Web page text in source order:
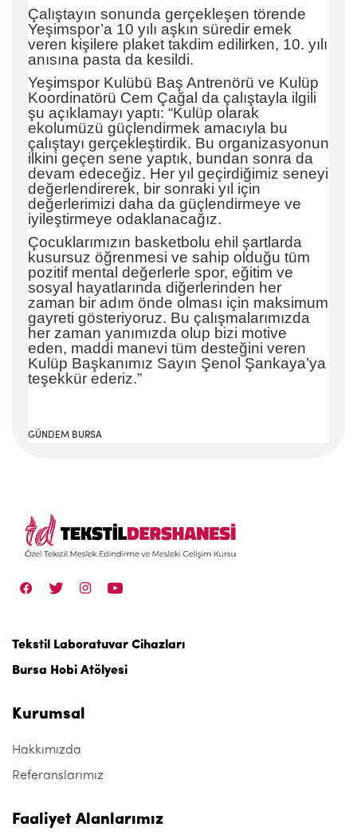
Çalıştayın sonunda gerçekleşen törende
Yeşimspor’a 10 yılı aşkın süredir emek
veren kişilere plaket takdim edilirken, 10. yılı
anısına pasta da kesildi.
Yeşimspor Kulübü Baş Antrenörü ve Kulüp
Koordinatörü Cem Çağal da çalıştayla ilgili
şu açıklamayı yaptı: “Kulüp olarak
ekolumüzü güçlendirmek amacıyla bu
çalıştayı gerçekleştirdik. Bu organizasyonun
ilkini geçen sene yaptık, bundan sonra da
devam edeceğiz. Her yıl geçirdiğimiz seneyi
değerlendirerek, bir sonraki yıl için
değerlerimizi daha da güçlendirmeye ve
iyileştirmeye odaklanacağız.
Çocuklarımızın basketbolu ehil şartlarda
kusursuz öğrenmesi ve sahip olduğu tüm
pozitif mental değerlerle spor, eğitim ve
sosyal hayatlarında diğerlerinden her
zaman bir adım önde olması için maksimum
gayreti gösteriyoruz. Bu çalışmalarımızda
her zaman yanımızda olup bizi motive
eden, maddi manevi tüm desteğini veren
Kulüp Başkanımız Sayın Şenol Şankaya’ya
teşekkür ederiz.”
GÜNDEM BURSA
Tekstil Laboratuvar Cihazları
Bursa Hobi Atölyesi
Kurumsal
Hakkımızda
Referanslarımız
Faaliyet Alanlarımız